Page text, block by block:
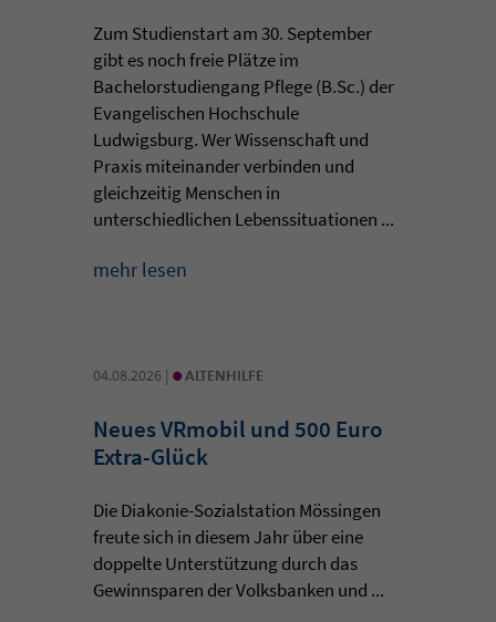
Zum Studienstart am 30. September
gibt es noch freie Plätze im
Bachelorstudiengang Pflege (B.Sc.) der
Evangelischen Hochschule
Ludwigsburg. Wer Wissenschaft und
Praxis miteinander verbinden und
gleichzeitig Menschen in
unterschiedlichen Lebenssituationen ...
mehr lesen
04.08.2026 | • ALTENHILFE
Neues VRmobil und 500 Euro
Extra-Glück
Die Diakonie-Sozialstation Mössingen
freute sich in diesem Jahr über eine
doppelte Unterstützung durch das
Gewinnsparen der Volksbanken und ...